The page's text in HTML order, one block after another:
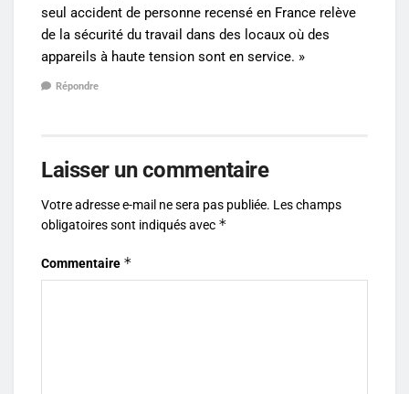
seul accident de personne recensé en France relève
de la sécurité du travail dans des locaux où des
appareils à haute tension sont en service. »
Répondre
Laisser un commentaire
Votre adresse e-mail ne sera pas publiée. Les champs
obligatoires sont indiqués avec *
Commentaire *